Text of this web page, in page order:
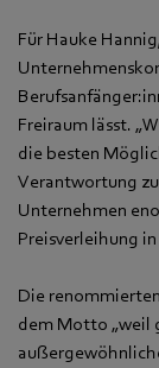
Für Hauke
Freiraum lässt.
die besten
Verantwortung
Unternehmen
Preisverleihung
Die
dem Motto „weil